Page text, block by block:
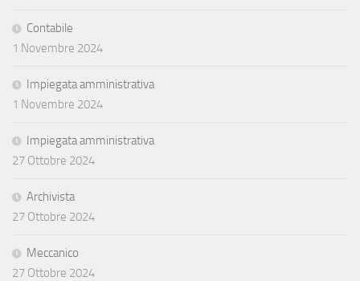
Contabile
1 Novembre 2024
Impiegata amministrativa
1 Novembre 2024
Impiegata amministrativa
27 Ottobre 2024
Archivista
27 Ottobre 2024
Meccanico
27 Ottobre 2024